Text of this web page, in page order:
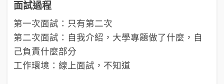
面試過程
第一次面試：只有第二次
第二次面試：自我介紹，大學專題做了什麼，自
己負責什麼部分
工作環境：線上面試，不知道